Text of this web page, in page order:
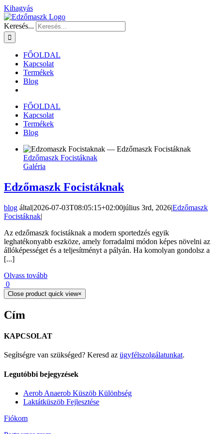
Kihagyás
Keresés...
FŐOLDAL
Kapcsolat
Termékek
Blog
FŐOLDAL
Kapcsolat
Termékek
Blog
Edzőmaszk Focistáknak
Galéria
Edzőmaszk Focistáknak
blog által|2026-07-03T08:05:15+02:00július 3rd, 2026|Edzőmaszk
Focistáknak|
Az edzőmaszk focistáknak a modern sportedzés egyik
leghatékonyabb eszköze, amely forradalmi módon képes növelni az
állóképességet és a teljesítményt a pályán. Ha komolyan gondolsz a
[...]
Olvass tovább
0
Close product quick view×
Cím
KAPCSOLAT
Segítségre van szükséged? Keresd az ügyfélszolgálatunkat.
Legutóbbi bejegyzések
Aerob Anaerob Küszöb Különbség
Laktátküszöb Fejlesztése
Fiókom